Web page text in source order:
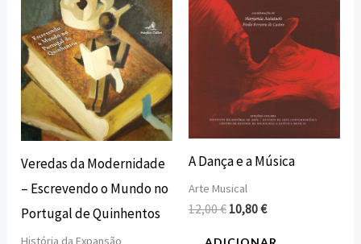
Veredas da Modernidade
– Escrevendo o Mundo no
Portugal de Quinhentos
História da Expansão
A Dança e a Música
Arte Musical
12,00€ 10,80€